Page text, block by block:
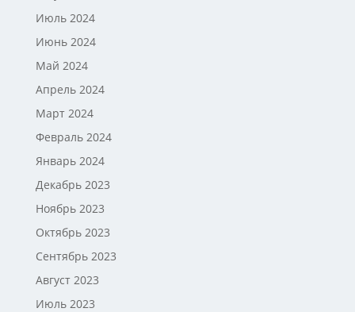
Июль 2024
Июнь 2024
Май 2024
Апрель 2024
Март 2024
Февраль 2024
Январь 2024
Декабрь 2023
Ноябрь 2023
Октябрь 2023
Сентябрь 2023
Август 2023
Июль 2023